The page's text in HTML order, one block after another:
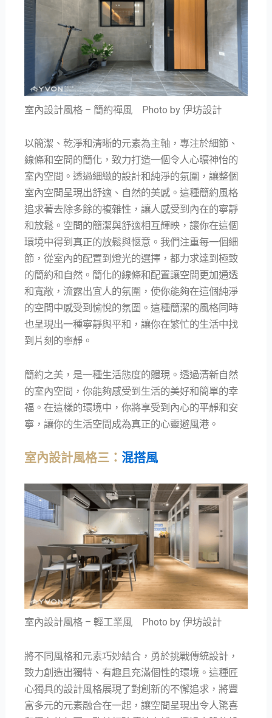
室內設計風格 – 簡約禪風 Photo by 伊坊設計
以簡潔、乾淨和清晰的元素為主軸，專注於細節、
線條和空間的簡化，致力打造一個令人心曠神怡的
室內空間。透過細緻的設計和純淨的氛圍，讓整個
室內空間呈現出舒適、自然的美感。這種簡約風格
追求著去除多餘的複雜性，讓人感受到內在的寧靜
和放鬆。空間的簡潔與舒適相互輝映，讓你在這個
環境中得到真正的放鬆與愜意。我們注重每一個細
節，從室內的配置到燈光的選擇，都力求達到極致
的簡約和自然。簡化的線條和配置讓空間更加通透
和寬敞，流露出宜人的氛圍，使你能夠在這個純淨
的空間中感受到愉悅的氛圍。這種簡潔的風格同時
也呈現出一種寧靜與平和，讓你在繁忙的生活中找
到片刻的寧靜。
簡約之美，是一種生活態度的體現。透過清新自然
的室內空間，你能夠感受到生活的美好和簡單的幸
福。在這樣的環境中，你將享受到內心的平靜和安
寧，讓你的生活空間成為真正的心靈避風港。
室內設計風格三：混搭風
室內設計風格 – 輕工業風 Photo by 伊坊設計
將不同風格和元素巧妙結合，勇於挑戰傳統設計，
致力創造出獨特、有趣且充滿個性的環境。這種匠
心獨具的設計風格展現了對創新的不懈追求，將豐
富多元的元素融合在一起，讓空間呈現出令人驚喜